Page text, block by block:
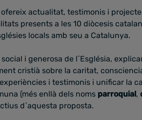
actualitat, testimonis i
presents a les 10 diòcesis
locals amb seu a Catalunya.
i generosa de l´Església,
cristià sobre la caritat,
i testimonis i unificar la
(més enllà dels noms parroquial,
d´aquesta proposta.